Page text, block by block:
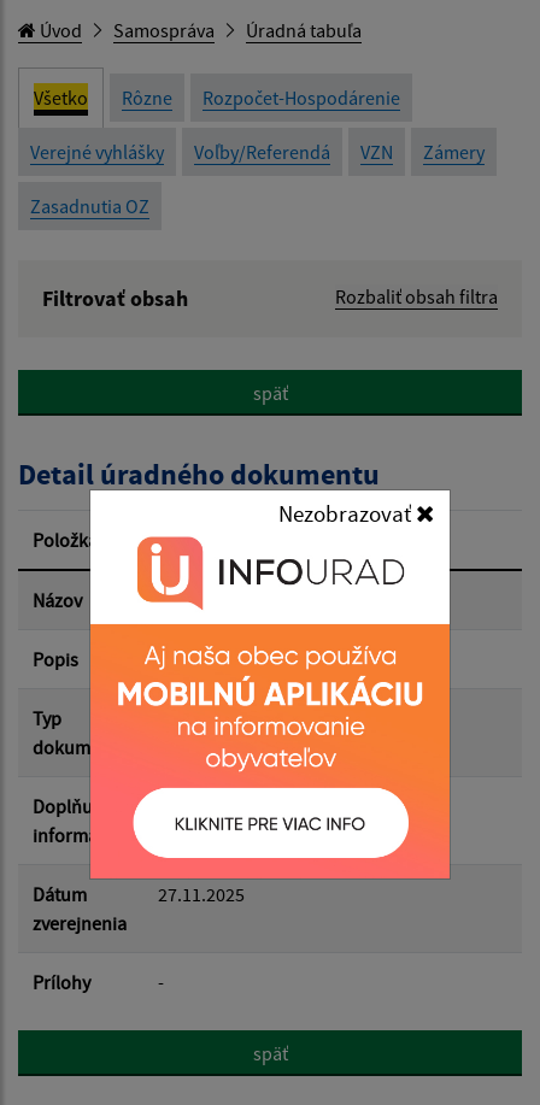
Nezobrazovať
Úvod Samospráva Úradná tabuľa
Všetko Rôzne Rozpočet-Hospodárenie
Verejné vyhlášky Voľby/Referendá VZN Zámery
Zasadnutia OZ
Filtrovať obsah Rozbaliť obsah filtra
Popis:
Dátum zverejnenia od:
Dátum zverejnenia do:
Filtrovať Reset
späť
Detail úradného dokumentu
Položka Informácia
Názov 4. OZ 17.11.2025 - Uznesenia
Popis
Typ
dokumentu
Zasadnutia OZ
Doplňujúce
informácie
Dátum
zverejnenia
27.11.2025
Prílohy -
späť